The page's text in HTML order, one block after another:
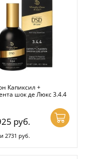
Капиксил +
шок де Люкс 3.4.4
руб.
2731 руб.